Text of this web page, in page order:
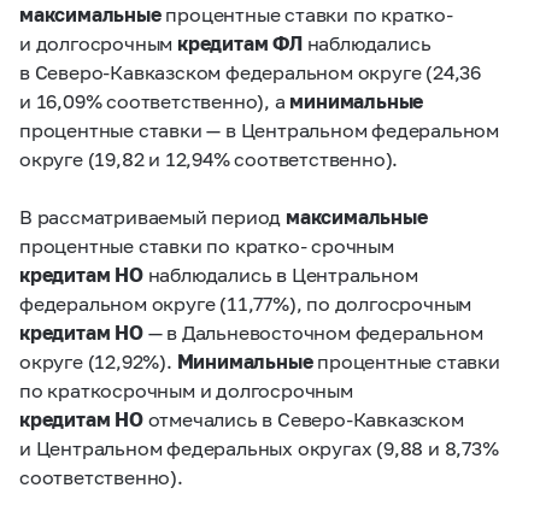
максимальные процентные ставки по кратко-
и долгосрочным кредитам ФЛнаблюдались
в Северо-Кавказском федеральном округе (24,36
и 16,09% соответственно), а минимальные
процентные ставки — в Центральном федеральном
округе (19,82 и 12,94% соответственно).
В рассматриваемый период максимальные
процентные ставки по кратко- срочным
кредитам НОнаблюдались в Центральном
федеральном округе (11,77%), по долгосрочным
кредитам НО — в Дальневосточном федеральном
округе (12,92%). Минимальныепроцентные ставки
по краткосрочным и долгосрочным
кредитам НОотмечались в Северо-Кавказском
и Центральном федеральных округах (9,88 и 8,73%
соответственно).